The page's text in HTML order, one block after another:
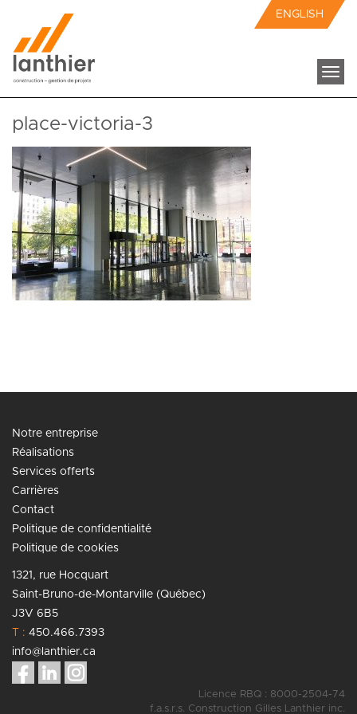
ENGLISH
place-victoria-3
Notre entreprise
Réalisations
Services offerts
Carrières
Contact
Politique de confidentialité
Politique de cookies
1321, rue Hocquart
Saint-Bruno-de-Montarville (Québec)
J3V 6B5
T : 450.466.7393
info@lanthier.ca
Licence RBQ : 8000-2504-74
f.a.s.r.s. Construction Gilles Lanthier inc.